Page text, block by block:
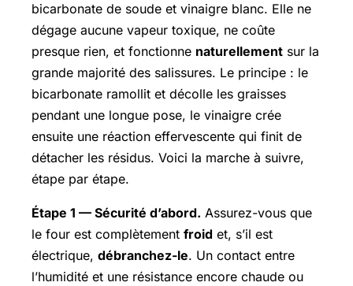
bicarbonate de soude et vinaigre blanc. Elle ne
dégage aucune vapeur toxique, ne coûte
presque rien, et fonctionne naturellement sur la
grande majorité des salissures. Le principe : le
bicarbonate ramollit et décolle les graisses
pendant une longue pose, le vinaigre crée
ensuite une réaction effervescente qui finit de
détacher les résidus. Voici la marche à suivre,
étape par étape.
Étape 1 — Sécurité d’abord. Assurez-vous que
le four est complètement froid et, s’il est
électrique, débranchez-le. Un contact entre
l’humidité et une résistance encore chaude ou